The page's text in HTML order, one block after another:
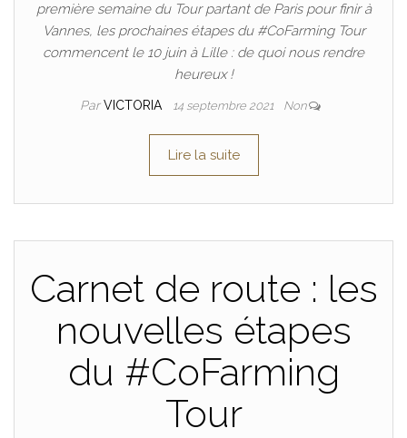
première semaine du Tour partant de Paris pour finir à
Vannes, les prochaines étapes du #CoFarming Tour
commencent le 10 juin à Lille : de quoi nous rendre
heureux !
ParVICTORIA 14 septembre 2021 Non
Lire la suite
Carnet de route : les
nouvelles étapes
du #CoFarming
Tour